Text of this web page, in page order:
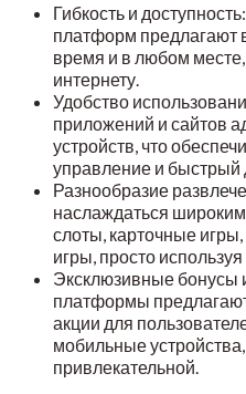
Гибкость и
платформ предлагают
время и в любом месте,
интернету.
Удобство
приложений и сайтов
устройств, что
управление и быстрый
Разнообразие
наслаждаться
слоты, карточные
игры, просто
Эксклюзивные бонусы
платформы
акции для
мобильные
привлекательной.